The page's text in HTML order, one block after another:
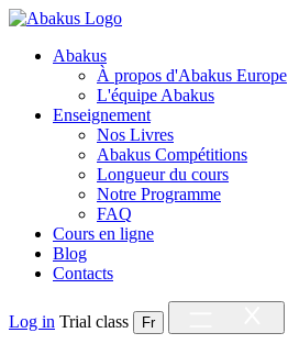
Abakus
À propos d'Abakus Europe
L'équipe Abakus
Enseignement
Nos Livres
Abakus Compétitions
Longueur du cours
Notre Programme
FAQ
Cours en ligne
Blog
Contacts
Log in Trial class Fr